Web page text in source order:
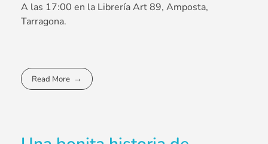
A las 17:00 en la Librería Art 89, Amposta,
Tarragona.
Read More